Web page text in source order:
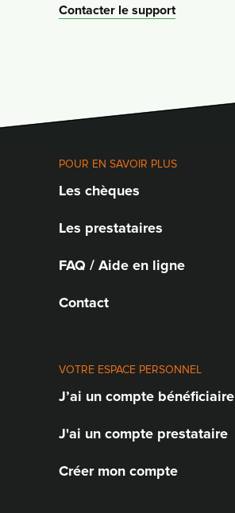
Contacter le support
POUR EN SAVOIR PLUS
Les chèques
Les prestataires
FAQ / Aide en ligne
Contact
VOTRE ESPACE PERSONNEL
J’ai un compte bénéficiaire
J'ai un compte prestataire
Créer mon compte